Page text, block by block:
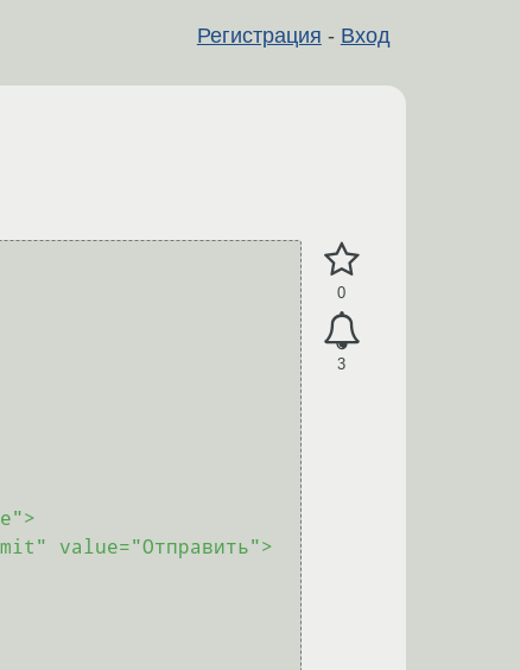
Регистрация - Вход
0
3